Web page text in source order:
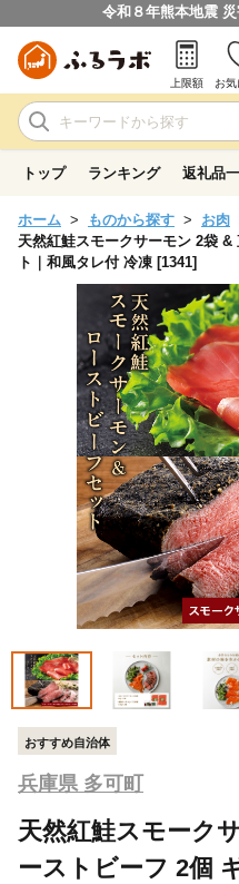
令和８年熊本地震
上限額 お気
トップ ランキング 返礼品
ホーム ものから探す お肉
天然紅鮭スモークサーモン 2袋
ト｜和風タレ付 冷凍 [1341]
おすすめ自治体
兵庫県 多可町
天然紅鮭スモーク
ーストビーフ 2個